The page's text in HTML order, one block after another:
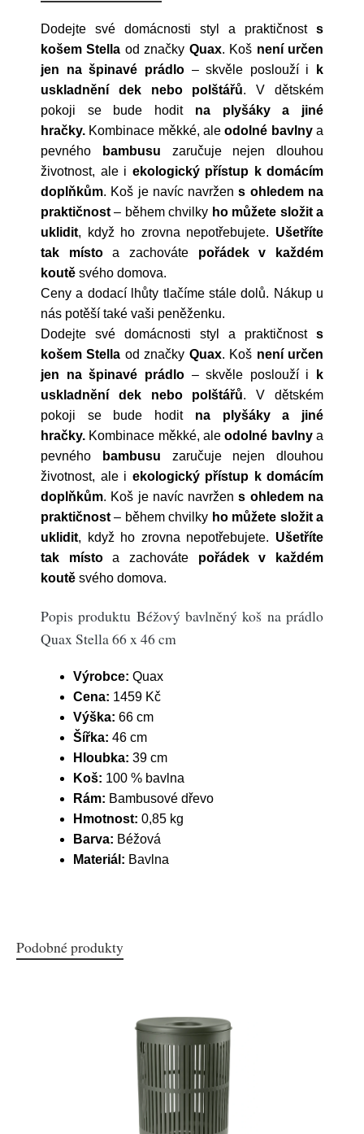
Dodejte své domácnosti styl a praktičnost s
košem Stella od značky Quax. Koš není určen
jen na špinavé prádlo– skvěle poslouží i
k
uskladnění dek nebo polštářů. V dětském
pokoji se bude hodit na plyšáky a jiné
hračky. Kombinace měkké, aleodolné bavlnya
pevného
bambusu zaručuje nejen dlouhou
životnost, ale i ekologický přístup k domácím
doplňkům. Koš je navíc navržens ohledem na
praktičnost – během chvilky ho můžete složit a
uklidit, když ho zrovna nepotřebujete. Ušetříte
tak místoa zachováte pořádek v každém
koutě svého domova.
Ceny a dodací lhůty tlačíme stále dolů. Nákup u
nás potěší také vaši peněženku.
Dodejte své domácnosti styl a praktičnost s
košem Stella od značky Quax. Koš není určen
jen na špinavé prádlo– skvěle poslouží i
k
uskladnění dek nebo polštářů. V dětském
pokoji se bude hodit na plyšáky a jiné
hračky. Kombinace měkké, aleodolné bavlnya
pevného
bambusu zaručuje nejen dlouhou
životnost, ale i ekologický přístup k domácím
doplňkům. Koš je navíc navržens ohledem na
praktičnost – během chvilky ho můžete složit a
uklidit, když ho zrovna nepotřebujete. Ušetříte
tak místoa zachováte pořádek v každém
koutě svého domova.
Popis produktu Béžový bavlněný koš na prádlo
Quax Stella 66 x 46 cm
Výrobce: Quax
Cena: 1459 Kč
Výška: 66 cm
Šířka: 46 cm
Hloubka: 39 cm
Koš: 100 % bavlna
Rám: Bambusové dřevo
Hmotnost: 0,85 kg
Barva: Béžová
Materiál: Bavlna
Podobné produkty